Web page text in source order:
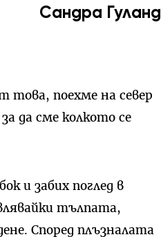
Сандра Гуланд
това, поехме на север
да сме колкото се
и забих поглед в
тълпата,
Според плъзналата